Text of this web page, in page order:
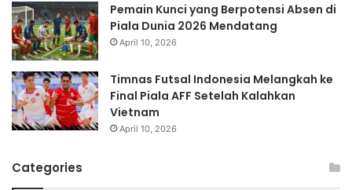
Pemain Kunci yang Berpotensi Absen di
Piala Dunia 2026 Mendatang
April 10, 2026
Timnas Futsal Indonesia Melangkah ke
Final Piala AFF Setelah Kalahkan
Vietnam
April 10, 2026
Categories